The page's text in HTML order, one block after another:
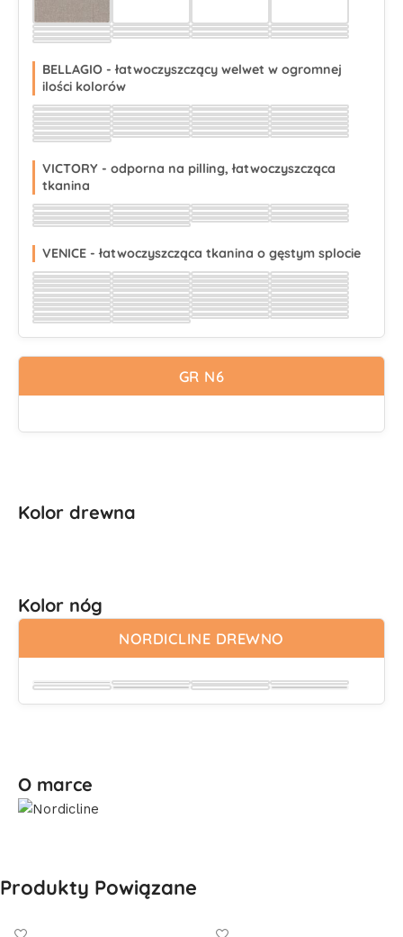
Wybierz Wybierz Wybierz Wybierz
Wybierz Wybierz Wybierz Wybierz
Wybierz Wybierz Wybierz Wybierz
Wybierz
BELLAGIO - łatwoczyszczący welwet w ogromnej
ilości kolorów
Wybierz Wybierz Wybierz Wybierz
Wybierz Wybierz Wybierz Wybierz
Wybierz Wybierz Wybierz Wybierz
Wybierz Wybierz Wybierz Wybierz
Wybierz Wybierz Wybierz Wybierz
Wybierz Wybierz Wybierz Wybierz
Wybierz
VICTORY - odporna na pilling, łatwoczyszcząca
tkanina
Wybierz Wybierz Wybierz Wybierz
Wybierz Wybierz Wybierz Wybierz
Wybierz Wybierz Wybierz Wybierz
Wybierz Wybierz
VENICE - łatwoczyszcząca tkanina o gęstym splocie
Wybierz Wybierz Wybierz Wybierz
Wybierz Wybierz Wybierz Wybierz
Wybierz Wybierz Wybierz Wybierz
Wybierz Wybierz Wybierz Wybierz
Wybierz Wybierz Wybierz Wybierz
Wybierz Wybierz Wybierz Wybierz
Wybierz Wybierz Wybierz Wybierz
Wybierz Wybierz Wybierz Wybierz
Wybierz Wybierz Wybierz Wybierz
Wybierz Wybierz
GR N6
Kolor drewna
Kolor nóg
NORDICLINE DREWNO
Wybierz
O marce
Produkty Powiązane